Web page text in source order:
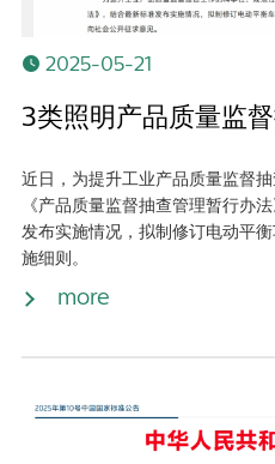
2025-05-21
近日，为提升工业产品质量监督
《产品质量监督抽查管理暂行办
发布实施情况，拟制修订电动平
施细则。
more